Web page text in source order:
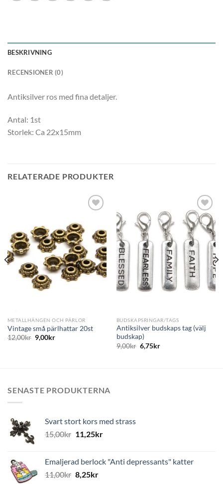
BESKRIVNING
RECENSIONER (0)
Antiksilver ros med fina detaljer.
Antal: 1st
Storlek: Ca 22x15mm
RELATERADE PRODUKTER
till i
önskelistan
METALLHÄNGEN OCH PÄRLOR
Vintage små pärlhattar 20st
12,00kr 9,00kr
Lägg
till i
önskelistan
BUDSKAPSRINGAR/TAGS
Antiksilver budskaps tag (välj
budskap)
9,00kr 6,75kr
SENASTE PRODUKTERNA
Svart stort kors med strass
15,00kr 11,25kr
Emaljerad berlock "Anti depressants" katter
11,00kr 8,25kr